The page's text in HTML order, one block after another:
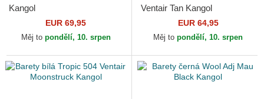
Kangol
EUR 69,95
Měj to pondělí, 10. srpen
Ventair Tan Kangol
EUR 64,95
Měj to pondělí, 10. srpen